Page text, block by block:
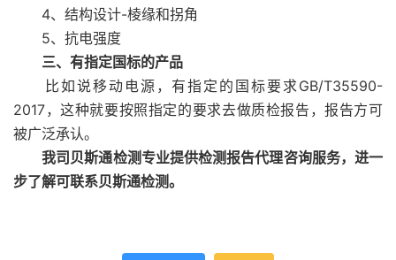
4、结构设计-棱缘和拐角
5、抗电强度
三、有指定国标的产品
比如说移动电源，有指定的国标要求GB/T35590-
2017，这种就要按照指定的要求去做质检报告，报告方可
被广泛承认。
我司贝斯通检测专业提供检测报告代理咨询服务，进一
步了解可联系贝斯通检测。